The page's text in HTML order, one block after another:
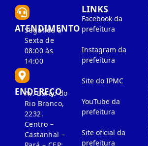
ATENDIMENTO
Segunda à
Sexta de
08:00 às
14:00
ENDEREÇO
Av. Barão do
Rio Branco,
2232.
Centro –
Castanhal –
LINKS
Facebook da
prefeitura
Instagram da
prefeitura
Site do IPMC
YouTube da
prefeitura
Site oficial da
prefeitura